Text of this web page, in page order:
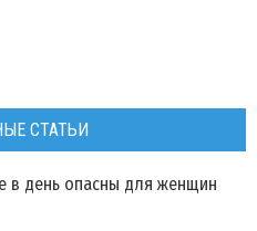
СТАТЬИ
в день опасны для женщин